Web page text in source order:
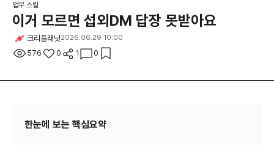
업무 스킬
이거 모르면 섭외DM 답장 못받아요
크리플래닛2026.06.29 10:00
576 0 1 0
한눈에 보는 핵심요약